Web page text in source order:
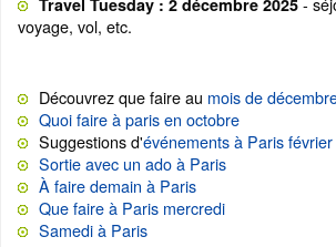
voyage, vol, etc.
Découvrez que faire au mois de
Quoi faire à paris en octobre
Suggestions d'événements à Paris
Sortie avec un ado à Paris
À faire demain à Paris
Que faire à Paris mercredi
Samedi à Paris